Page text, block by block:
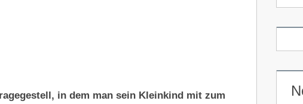
in dem man sein Kleinkind mit zum